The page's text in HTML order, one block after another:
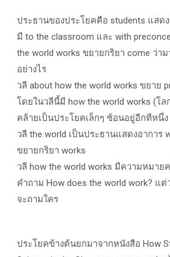
ประธานของประโยคคือ students แสด
มี to the classroom และ with
the world works ขยายกริยา come ว่า
อย่างไร
วลี about how the world works ขยาย
โดยในวลีนี้มี how the world works (โล
คล้ายเป็นประโยคเล็กๆ ซ้อนอยู่อีกทีหนึ่ง
วลี the world เป็นประธานแสดงอาการ
ขยายกริยา works
วลี how the world works มีความหมาย
คำถาม How does the world work? แ
จะถามใคร
ประโยคข้างต้นยกมาจากหนังสือ How